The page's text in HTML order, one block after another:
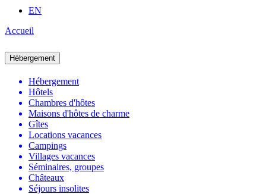
EN
Accueil
Hébergement
Hébergement
Hôtels
Chambres d'hôtes
Maisons d'hôtes de charme
Gîtes
Locations vacances
Campings
Villages vacances
Séminaires, groupes
Châteaux
Séjours insolites